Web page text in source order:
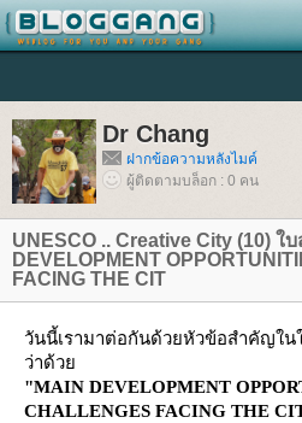
Dr Chang
ฝากข้อความหลังไมค์
ผู้ติดตามบล็อก : 0 คน
UNESCO .. Creative City (10) ใ
DEVELOPMENT
FACING THE CIT
วันนี้เรามาต่อกันด้วยหัวข้อสำคัญใน
ว่าด้ว
"MAIN DEVELOPMENT
CHALLENGES FACING THE